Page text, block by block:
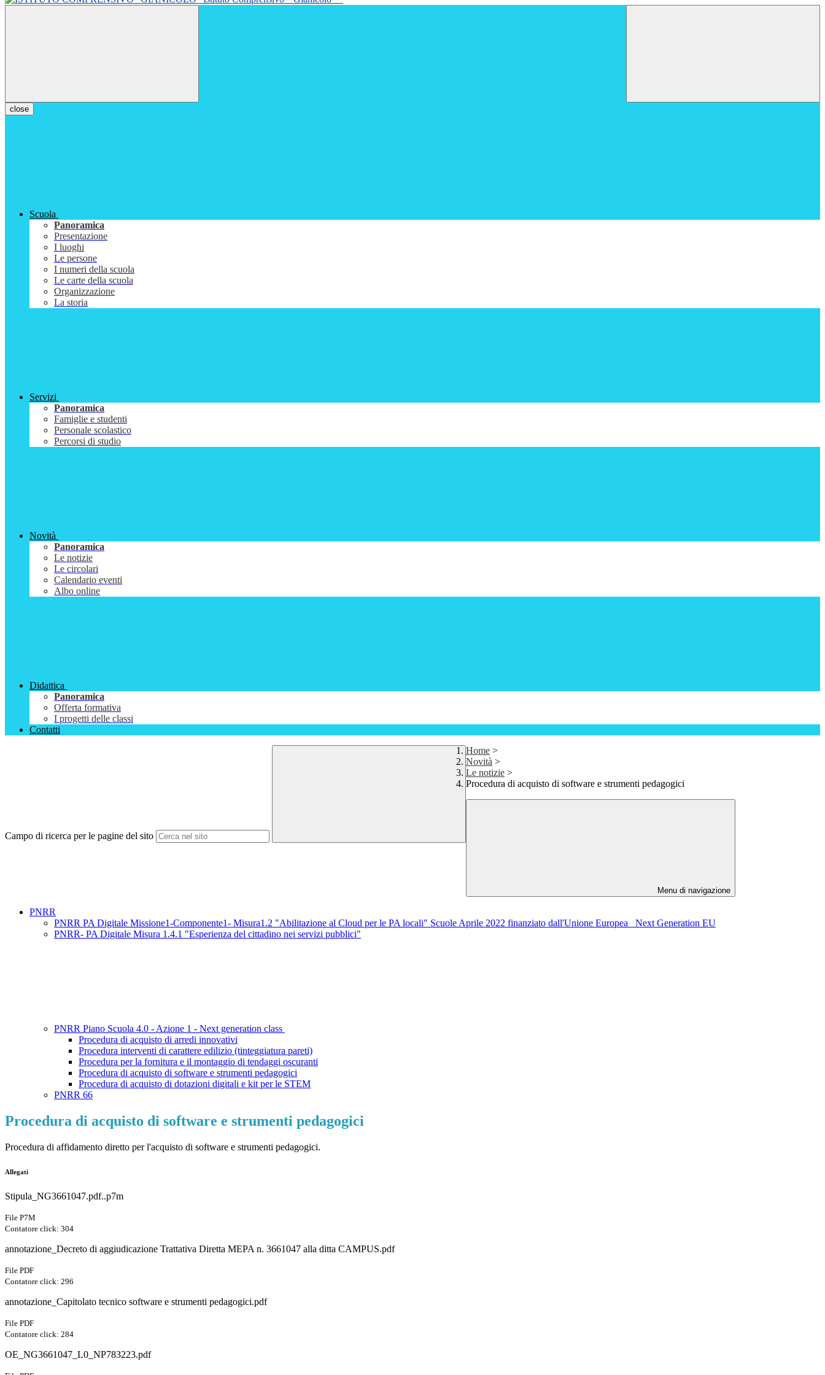
close
Scuola
Panoramica
Presentazione
I luoghi
Le persone
I numeri della scuola
Le carte della scuola
Organizzazione
La storia
Servizi
Panoramica
Famiglie e studenti
Personale scolastico
Percorsi di studio
Novità
Panoramica
Le notizie
Le circolari
Calendario eventi
Albo online
Didattica
Panoramica
Offerta formativa
I progetti delle classi
Contatti
Campo di ricerca per le pagine del sito
Home >
Novità >
Le notizie >
Procedura di acquisto di software e strumenti pedagogici
Menu di navigazione
PNRR
PNRR PA Digitale Missione1-Componente1- Misura1.2 "Abilitazione al Cloud per le PA locali" Scuole Aprile 2022 finanziato dall'Unione Europea_ Next Generation EU
PNRR- PA Digitale Misura 1.4.1 "Esperienza del cittadino nei servizi pubblici"
PNRR Piano Scuola 4.0 - Azione 1 - Next generation class
Procedura di acquisto di arredi innovativi
Procedura interventi di carattere edilizio (tinteggiatura pareti)
Procedura per la fornitura e il montaggio di tendaggi oscuranti
Procedura di acquisto di software e strumenti pedagogici
Procedura di acquisto di dotazioni digitali e kit per le STEM
PNRR 66
Procedura di acquisto di software e strumenti pedagogici
Procedura di affidamento diretto per l'acquisto di software e strumenti pedagogici.
Allegati
Stipula_NG3661047.pdf..p7m
File P7M
Contatore click: 304
annotazione_Decreto di aggiudicazione Trattativa Diretta MEPA n. 3661047 alla ditta CAMPUS.pdf
File PDF
Contatore click: 296
annotazione_Capitolato tecnico software e strumenti pedagogici.pdf
File PDF
Contatore click: 284
OE_NG3661047_L0_NP783223.pdf